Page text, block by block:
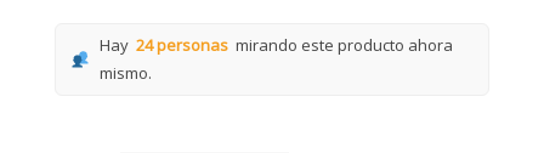
Hay 24 personas mirando este producto ahora
mismo.